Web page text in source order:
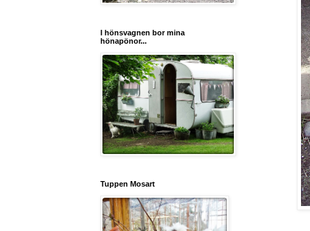
I hönsvagnen bor mina
hönapönor...
Tuppen Mosart